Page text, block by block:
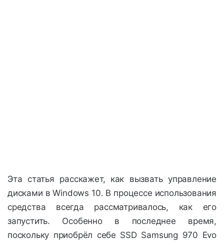
Эта статья расскажет, как вызвать управление
дисками в Windows 10. В процессе использования
средства всегда рассматривалось, как его
запустить. Особенно в последнее время,
поскольку приобрёл себе SSD Samsung 970 Evo